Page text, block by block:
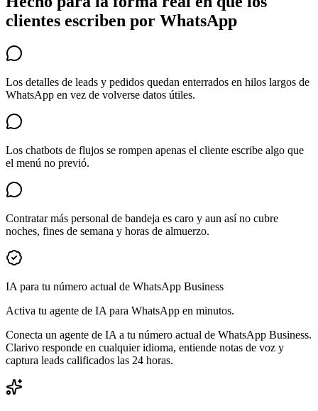
clientes escriben por WhatsApp
Los detalles de leads y pedidos quedan enterrados en hilos largos de
WhatsApp en vez de volverse datos útiles.
Los chatbots de flujos se rompen apenas el cliente escribe algo que
el menú no previó.
Contratar más personal de bandeja es caro y aun así no cubre
noches, fines de semana y horas de almuerzo.
IA para tu número actual de WhatsApp Business
Activa tu agente de IA para WhatsApp en minutos.
Conecta un agente de IA a tu número actual de WhatsApp Business.
Clarivo responde en cualquier idioma, entiende notas de voz y
captura leads calificados las 24 horas.